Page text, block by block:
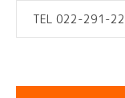
TEL 022-291-